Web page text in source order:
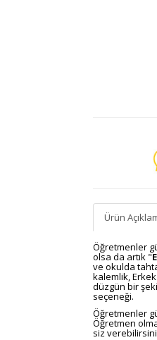
Ürün
Öğretmenler
olsa da artık "
ve okulda
kalemlik,
düzgün bir
seçeneği.
Öğretmenler
Öğretmen
siz